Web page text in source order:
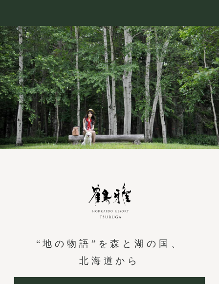
“地の物語”を森と湖の国、
北海道から